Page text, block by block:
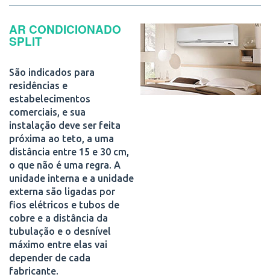
AR CONDICIONADO
SPLIT
São indicados para
residências e
estabelecimentos
comerciais, e sua
instalação deve ser feita
próxima ao teto, a uma
distância entre 15 e 30 cm,
o que não é uma regra. A
unidade interna e a unidade
externa são ligadas por
fios elétricos e tubos de
cobre e a distância da
tubulação e o desnível
máximo entre elas vai
depender de cada
fabricante.